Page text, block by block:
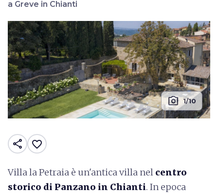
a Greve in Chianti
photo_camera 1/10
share favorite_border
Villa la Petraia è un'antica villa nel centro
storico di Panzano in Chianti. In epoca